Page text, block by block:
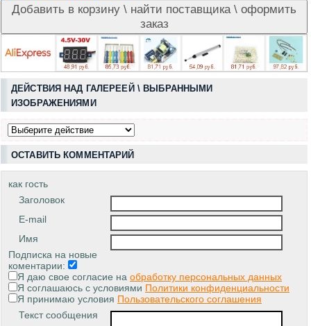
ДЕЙСТВИЯ НАД ГАЛЕРЕЕЙ \ ВЫБРАННЫМИ
ИЗОБРАЖЕНИЯМИ
ОСТАВИТЬ КОММЕНТАРИЙ
как гость
Заголовок
E-mail
Имя
Подписка на новые
коментарии:
Я даю свое согласие на обработку персональных данных
Я соглашаюсь с условиями Политики конфиденциальности
Я принимаю условия Пользовательского соглашения
Текст сообщения